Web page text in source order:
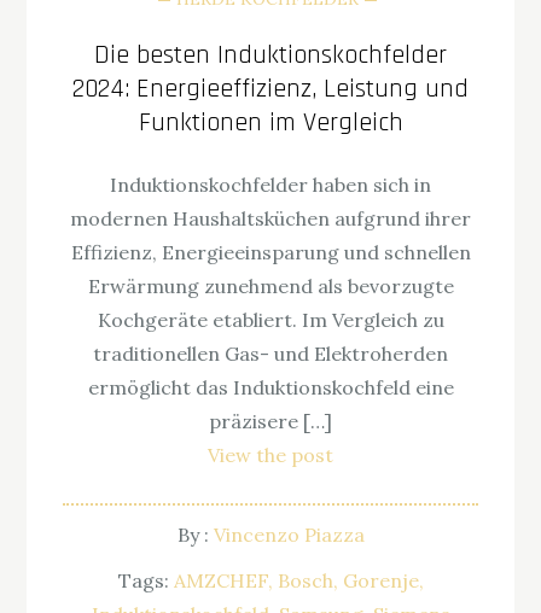
Die besten Induktionskochfelder
2024: Energieeffizienz, Leistung und
Funktionen im Vergleich
Induktionskochfelder haben sich in
modernen Haushaltsküchen aufgrund ihrer
Effizienz, Energieeinsparung und schnellen
Erwärmung zunehmend als bevorzugte
Kochgeräte etabliert. Im Vergleich zu
traditionellen Gas- und Elektroherden
ermöglicht das Induktionskochfeld eine
präzisere […]
View the post
By : Vincenzo Piazza
Tags: AMZCHEF Bosch Gorenje